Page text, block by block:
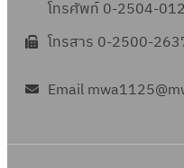
โทรศัพท์ 0-2504-
โทรสาร 0-2500-
Email